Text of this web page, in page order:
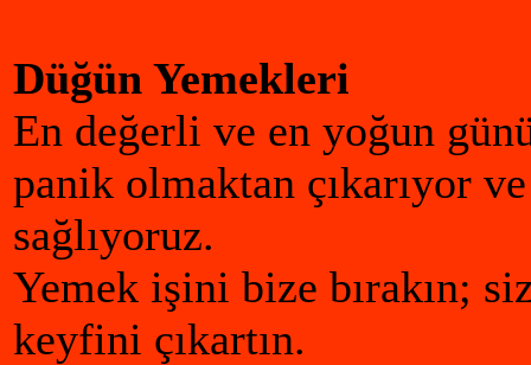
Düğün Yemekleri
En değerli ve en yoğun
panik olmaktan çıkarıyor
sağlıyoruz.
Yemek işini bize bırakın;
keyfini çıkartın.